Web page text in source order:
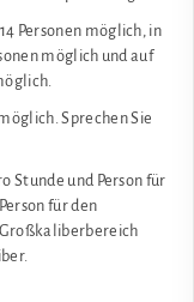
Personen möglich, in
möglich und auf
Sprechen Sie
Stunde und Person für
für den